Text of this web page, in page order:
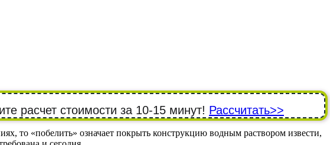
расчет стоимости за 10-15 минут! Рассчитать>>
то «побелить» означает покрыть конструкцию водным раствором извести,